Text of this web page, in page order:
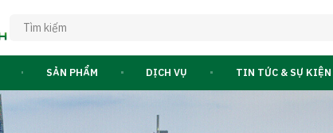
SẢN PHẨM DỊCH VỤ TIN TỨC & SỰ KIỆN